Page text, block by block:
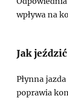
wpływa na
Jak
Płynna
poprawia